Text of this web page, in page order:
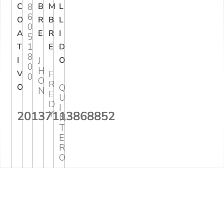
C
O
A
T
I
V
O
20137113868852
8
6
0
5
1
8
0
0
B
R
E
J
H
O
N
M
B
R
E
F
R
E
D
Y
L
L
I
D
O
Q
U
I
N
T
E
R
O